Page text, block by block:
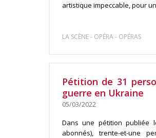
artistique impeccable, pour
LA SCÈNE- OPÉRA- OPÉRAS
Pétition de 31
guerre en Ukraine
05/03/2022
Dans une pétition publiée
abonnés), trente-et-une